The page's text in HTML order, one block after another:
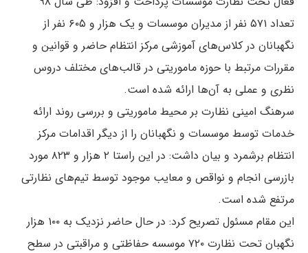
تعداد ۵۷۱ نفر از مدیران موسسات و یک هزار و ۶۰۵ نفر از
نگهبانان در کلاس‌های آموزشی مرکز انتظام حاضر و قوانین و
مقررات مرتبط با حوزه ماموریتی در قالب‌های مختلف دروس
نظری و عملی به آن‌ها ارائه شده است.
سرهنگ امینی نظارت بر محیط ماموریتی و بررسی روند ارائه
خدمات توسط موسسات و نگهبانان را از دیگر اقدامات مرکز
انتظام برشمرد و بیان داشت: در این راستا ۲ هزار و ۸۲۳ مورد
بازرسی انجام و نواقص و معایب موجود توسط تیم‌های نظارتی
مرتفع شده است.
این مقام مسئول تصریح کرد: در حال حاضر نزدیک به ۱۰۰ هزار
نگهبان تحت نظارت ۷۲۰ موسسه حفاظتی و مراقبتی در سطح